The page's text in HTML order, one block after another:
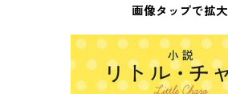
画像タップで拡大